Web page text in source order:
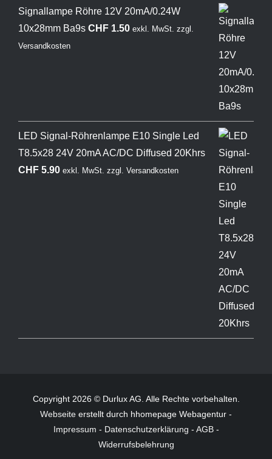
Signallampe Röhre 12V 20mA/0.24W
10x28mm Ba9s CHF1.50 exkl. MwSt. zzgl.
Versandkosten
LED Signal-Röhrenlampe E10 Single Led
T8.5x28 24V 20mA AC/DC Diffused 20Khrs
CHF5.90 exkl. MwSt. zzgl. Versandkosten
Copyright 2026 © Durlux AG. Alle Rechte vorbehalten.
Webseite erstellt durch hhomepage Webagentur -
Impressum - Datenschutzerklärung - AGB-
Widerrufsbelehrung